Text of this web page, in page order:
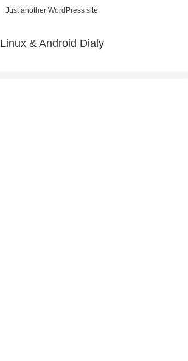
Just another WordPress site
Linux & Android Dialy